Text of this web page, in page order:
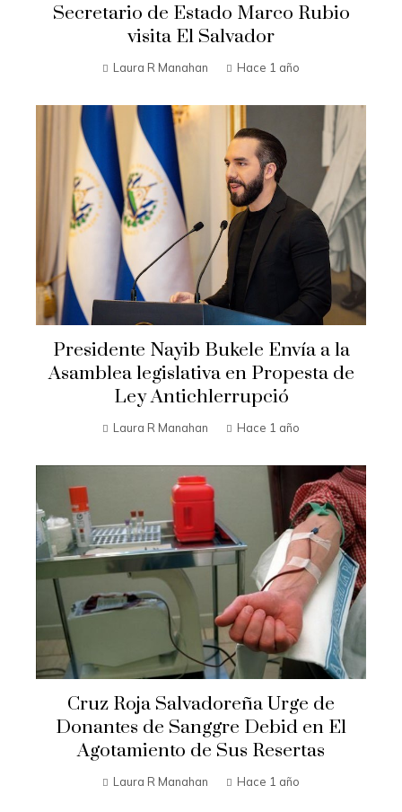
Secretario de Estado Marco Rubio
visita El Salvador
Laura R Manahan Hace 1 año
Presidente Nayib Bukele Envía a la
Asamblea legislativa en Propesta de
Ley Antichlerrupció
Laura R Manahan Hace 1 año
Cruz Roja Salvadoreña Urge de
Donantes de Sanggre Debid en El
Agotamiento de Sus Resertas
Laura R Manahan Hace 1 año